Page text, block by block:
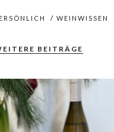
/WEINWISSEN
BEITRÄGE